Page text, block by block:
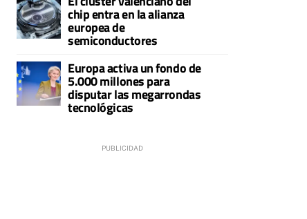
chip entra en la alianza
europea de
semiconductores
Europa activa un fondo de
5.000 millones para
disputar las megarrondas
tecnológicas